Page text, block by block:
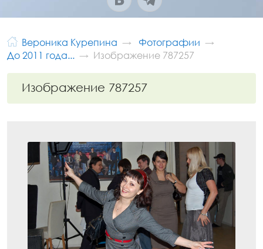
Вероника Курепина
Фотографии
До 2011 года...
Изображение 787257
Изображение 787257